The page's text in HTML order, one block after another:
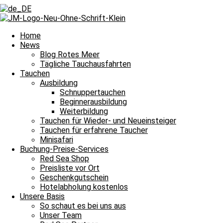
Home
News
Blog Rotes Meer
Tägliche Tauchausfahrten
Tauchen
Ausbildung
Schnuppertauchen
Beginnerausbildung
Weiterbildung
Tauchen für Wieder- und Neueinsteiger
Tauchen für erfahrene Taucher
Minisafari
Buchung-Preise-Services
Red Sea Shop
Preisliste vor Ort
Geschenkgutschein
Hotelabholung kostenlos
Unsere Basis
So schaut es bei uns aus
Unser Team
ZurückVoriger
NächsterAuf dem Ententeich nach Abu Nuhas
Wir sprangen über dem Korallengarten und damit heißt es Leinen
Tauchguidesberichten an dieser Stelle jeden Tag von den
dem Meer und unter Wasser erlebt haben. Auch über die
Nachttauchgang – ihr könnt es mitverfolgen. Auch
Und das Beste? Unsere Berichte über die Tauchausfahrten unserer
lasst euch immer wieder aufs Neue verzaubern. Willkommen zu
Halbtagesfahrt
Tauchplatz 1: Carlson’s Corner